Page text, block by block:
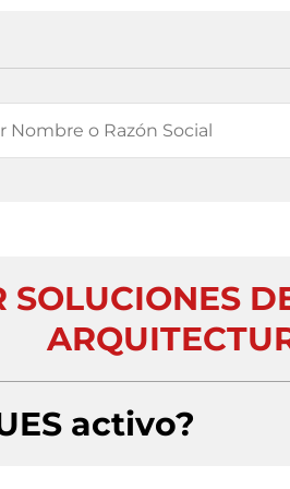
SOLUCIONES
activo?